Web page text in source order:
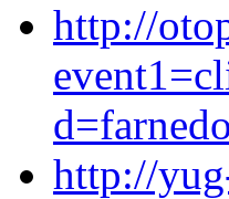
http://
http://